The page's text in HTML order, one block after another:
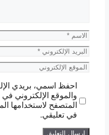
الاسم
البريد
الإلكتروني
الموقع
احفظ اسمي، بريدي
والموقع الإلكتروني في
المتصفح لاستخدامها
في تعليقي.